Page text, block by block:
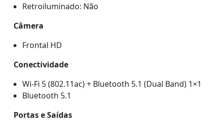
Retroiluminado: Não
Câmera
Frontal HD
Conectividade
Wi-Fi 5 (802.11ac) + Bluetooth 5.1 (Dual Band) 1×1
Bluetooth 5.1
Portas e Saídas